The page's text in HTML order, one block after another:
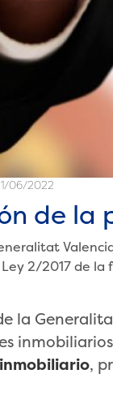
06/2022
de la
2/2017 de
la
,